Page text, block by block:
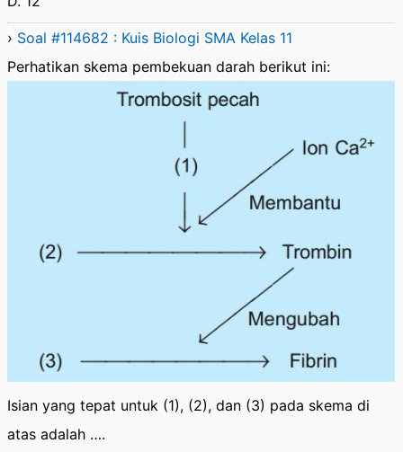
› Soal #114682 : Kuis Biologi SMA Kelas 11
Perhatikan skema pembekuan darah berikut ini:
Isian yang tepat untuk (1), (2), dan (3) pada skema di
atas adalah ….